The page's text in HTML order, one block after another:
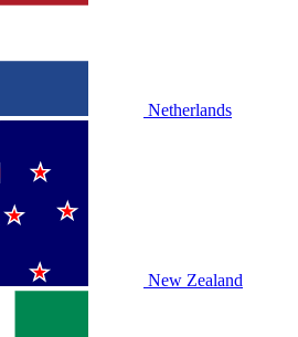
Netherlands
New Zealand